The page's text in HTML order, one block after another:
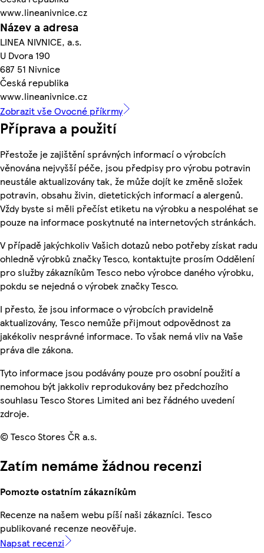
www.lineanivnice.cz
Název a adresa
LINEA NIVNICE, a.s.
U Dvora 190
687 51 Nivnice
Česká republika
www.lineanivnice.cz
Zobrazit vše Ovocné příkrmy
Příprava a použití
Přestože je zajištění správných informací o výrobcích
věnována nejvyšší péče, jsou předpisy pro výrobu potravin
neustále aktualizovány tak, že může dojít ke změně složek
potravin, obsahu živin, dietetických informací a alergenů.
Vždy byste si měli přečíst etiketu na výrobku a nespoléhat se
pouze na informace poskytnuté na internetových stránkách.
V případě jakýchkoliv Vašich dotazů nebo potřeby získat radu
ohledně výrobků značky Tesco, kontaktujte prosím Oddělení
pro služby zákazníkům Tesco nebo výrobce daného výrobku,
pokdu se nejedná o výrobek značky Tesco.
I přesto, že jsou informace o výrobcích pravidelně
aktualizovány, Tesco nemůže přijmout odpovědnost za
jakékoliv nesprávné informace. To však nemá vliv na Vaše
práva dle zákona.
Tyto informace jsou podávány pouze pro osobní použití a
nemohou být jakkoliv reprodukovány bez předchozího
souhlasu Tesco Stores Limited ani bez řádného uvedení
zdroje.
© Tesco Stores ČR a.s.
Zatím nemáme žádnou recenzi
Pomozte ostatním zákazníkům
Recenze na našem webu píší naši zákazníci. Tesco
publikované recenze neověřuje.
Napsat recenzi